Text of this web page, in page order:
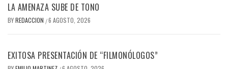
LA AMENAZA SUBE DE TONO
BYREDACCION /6 AGOSTO, 2026
EXITOSA PRESENTACIÓN DE “FILMONÓLOGOS”